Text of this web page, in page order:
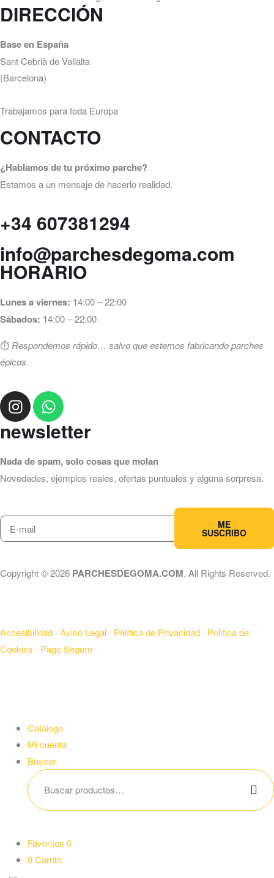
DIRECCIÓN
Base en España
Sant Cebrià de Vallalta
(Barcelona)
Trabajamos para toda Europa
CONTACTO
¿Hablamos de tu próximo parche?
Estamos a un mensaje de hacerlo realidad.
+34 607381294
info@parchesdegoma.com
HORARIO
Lunes a viernes: 14:00 – 22:00
Sábados: 14:00 – 22:00
⏱️Respondemos rápido… salvo que estemos fabricando parches
épicos.
newsletter
Nada de spam, solo cosas que molan
Novedades, ejemplos reales, ofertas puntuales y alguna sorpresa.
ME
SUSCRIBO
Copyright © 2026 PARCHESDEGOMA.COM. All Rights Reserved.
Accesibilidad · Aviso Legal · Política de Privacidad · Política de
Cookies · Pago Seguro
Catálogo
Mi cuenta
Buscar
Favoritos 0
0Carrito